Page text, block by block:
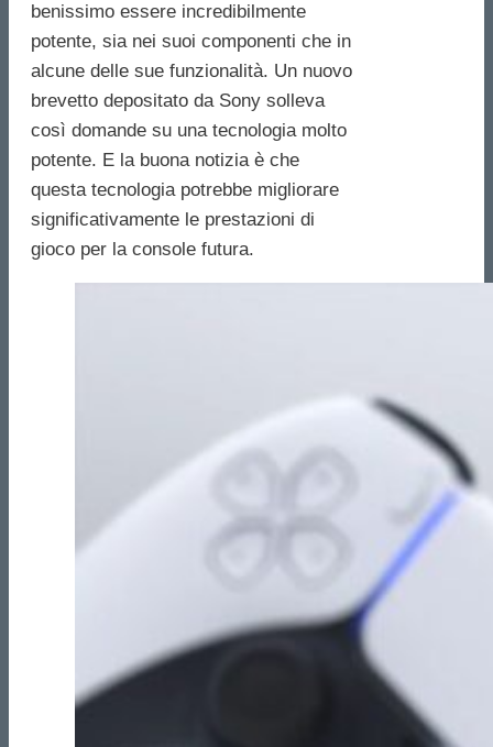
benissimo essere incredibilmente
potente, sia nei suoi componenti che in
alcune delle sue funzionalità. Un nuovo
brevetto depositato da Sony solleva
così domande su una tecnologia molto
potente. E la buona notizia è che
questa tecnologia potrebbe migliorare
significativamente le prestazioni di
gioco per la console futura.